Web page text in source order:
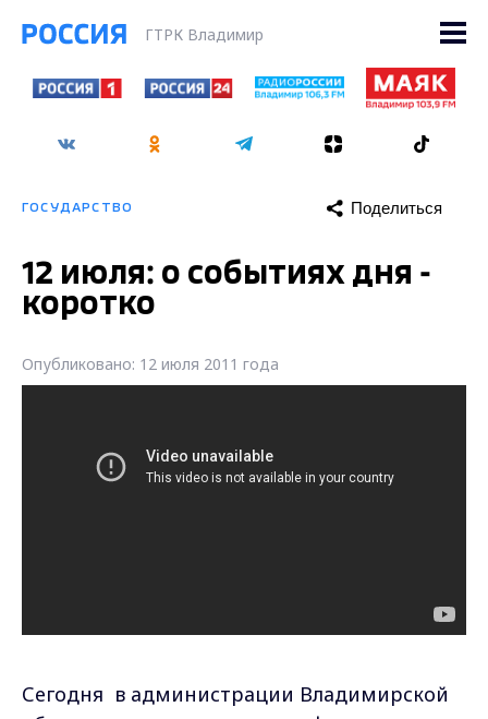
ГТРК Владимир
ГОСУДАРСТВО Поделиться
12 июля: о событиях дня -
коротко
Опубликовано: 12 июля 2011 года
Сегодня в администрации Владимирской